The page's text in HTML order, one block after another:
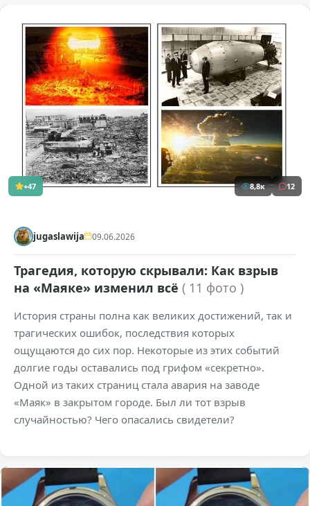
+47 8,8к 12
jugaslawija 09.06.2026
Трагедия, которую скрывали: Как взрыв
на «Маяке» изменил всё ( 11 фото )
История страны полна как великих достижений, так и
трагических ошибок, последствия которых
ощущаются до сих пор. Некоторые из этих событий
долгие годы оставались под грифом «секретно».
Одной из таких страниц стала авария на заводе
«Маяк» в закрытом городе. Был ли тот взрыв
случайностью? Чего опасались свидетели?